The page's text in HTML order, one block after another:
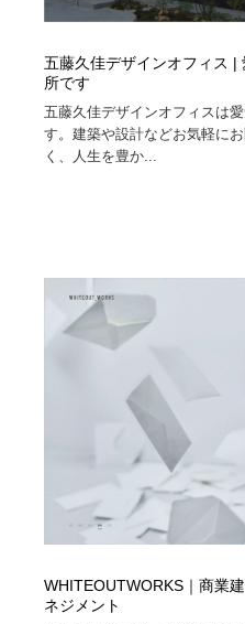
五藤久佳デザインオフィス |
所です
五藤久佳デザインオフィスは
す。建築や設計などお気軽に
く、人生を豊か...
WHITEOUTWORKS｜商業
ネジメント